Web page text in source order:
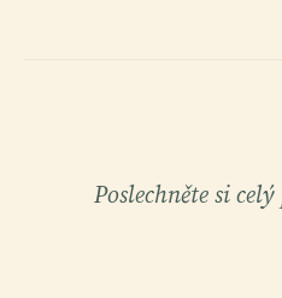
Poslechněte si